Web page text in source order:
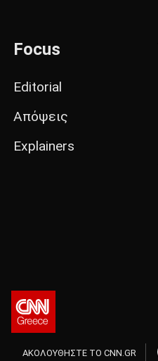
Focus
Editorial
Απόψεις
Explainers
ΑΚΟΛΟΥΘΗΣΤΕ ΤΟ CNN.GR